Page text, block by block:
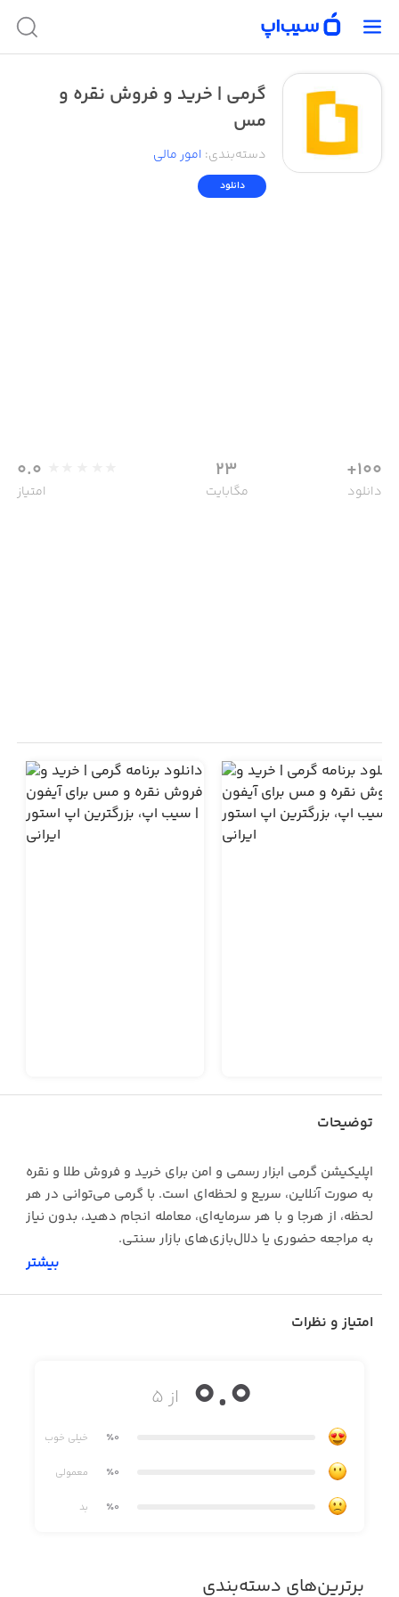
گرمی | خرید و فروش نقره و
مس
دسته‌بندی: امور ‌مالی
دانلود
100+
دانلود
23
مگابایت
0.0
امتیاز
توضیحات
‏اپلیکیشن گرمی ابزار رسمی و امن برای خرید و فروش طلا و نقره
به صورت آنلاین، سریع و لحظه‌ای است. با گرمی می‌توانی در هر
لحظه، از هرجا و با هر سرمایه‌ای، معامله انجام دهید، بدون نیاز
به مراجعه حضوری یا دلال‌بازی‌های بازار سنتی.
‏• قیمت لحظه‌ای طلا و نقره: نرخ‌ها مطابق بازار واقعی و
لحظه‌به‌لحظه به‌روزرسانی می‌شوند.
مخفی.
بیشتر
امتیاز و نظرات
از ۵ 0.0
٪0 خیلی خوب
٪0 معمولی
٪0 بد
برترین‌های دسته‌بندی